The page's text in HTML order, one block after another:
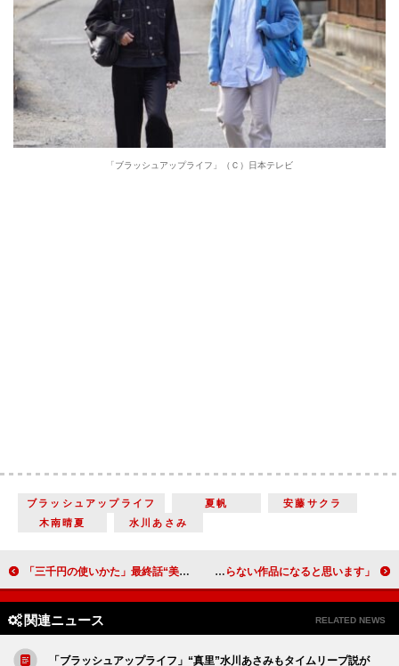
「ブラッシュアップライフ」（Ｃ）日本テレビ
ブラッシュアップライフ 夏帆
安藤サクラ
木南晴夏
水川あさみ
「三千円の使いかた」最終話“美帆”葵わかなが結婚の決断を下す 「ハッピーエンドで良かった」「MVPは中尾ミエさん」 堺雅人「半沢直樹」以来３年ぶりに日曜劇場に主演 「皆さんの期待を決して裏切らない作品になると思います」
関連ニュース RELATED NEWS
「ブラッシュアップライフ」“真里”水川あさみもタイムリープ説が